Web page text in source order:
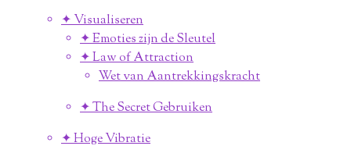
✦ Visualiseren
✦ Emoties zijn de Sleutel
✦ Law of Attraction
Wet van Aantrekkingskracht
✦ The Secret Gebruiken
✦ Hoge Vibratie